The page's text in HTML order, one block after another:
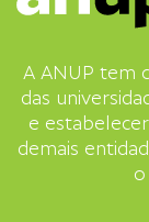
A ANUP tem
das
e
demais
o